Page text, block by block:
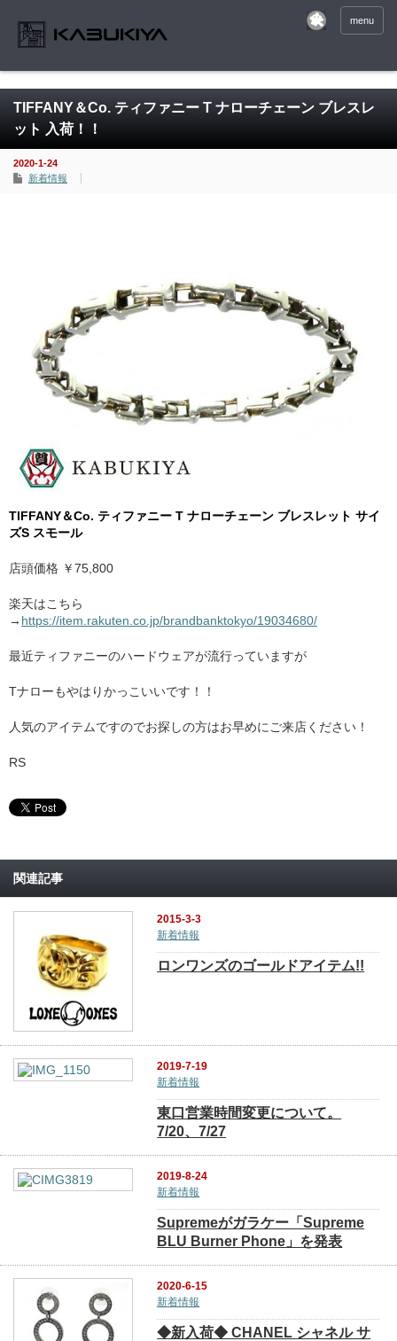
menu
TIFFANY＆Co. ティファニー T ナローチェーン ブレスレ
ット 入荷！！
2020-1-24
新着情報
TIFFANY＆Co. ティファニー T ナローチェーン ブレスレット サイ
ズS スモール
店頭価格 ￥75,800
楽天はこちら
→ https://item.rakuten.co.jp/brandbanktokyo/19034680/
最近ティファニーのハードウェアが流行っていますが
Tナローもやはりかっこいいです！！
人気のアイテムですのでお探しの方はお早めにご来店ください！
RS
関連記事
2015-3-3
新着情報
ロンワンズのゴールドアイテム!!
2019-7-19
新着情報
東口営業時間変更について。
7/20、7/27
2019-8-24
新着情報
Supremeがガラケー「Supreme
BLU Burner Phone」を発表
2020-6-15
新着情報
◆新入荷◆ CHANEL シャネル サ